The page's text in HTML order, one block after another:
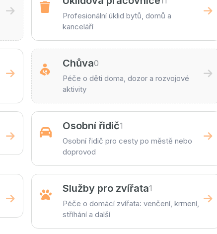
Profesionální úklid bytů, domů a
kanceláří
Chůva0
Péče o děti doma, dozor a rozvojové
aktivity
Osobní řidič1
Osobní řidič pro cesty po městě nebo
doprovod
Služby pro zvířata1
Péče o domácí zvířata: venčení, krmení,
stříhání a další